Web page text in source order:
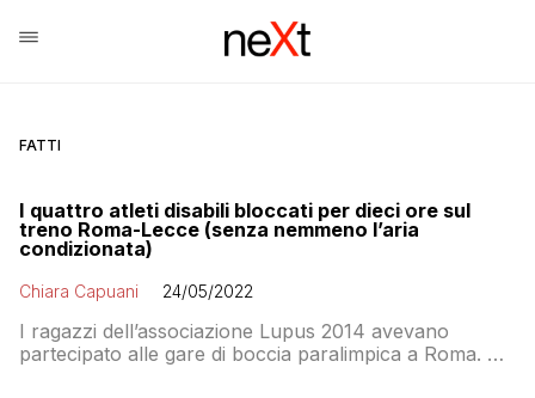
FATTI
I quattro atleti disabili bloccati per dieci ore sul
treno Roma-Lecce (senza nemmeno l’aria
condizionata)
Chiara Capuani 24/05/2022
I ragazzi dell’associazione Lupus 2014 avevano
partecipato alle gare di boccia paralimpica a Roma. Si